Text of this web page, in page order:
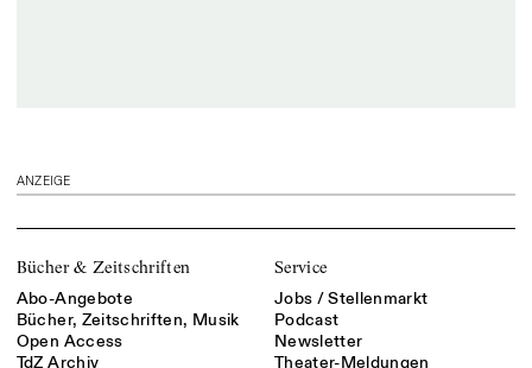
ANZEIGE
Bücher & Zeitschriften
Abo-Angebote
Bücher, Zeitschriften, Musik
Open Access
TdZ Archiv
Service
Jobs / Stellenmarkt
Podcast
Newsletter
Theater-Meldungen